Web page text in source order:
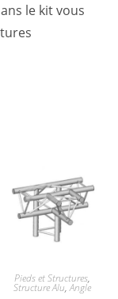
le kit vous
Pieds et Structures,
Structure Alu,Angle